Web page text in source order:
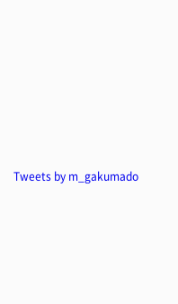
Tweets by m_gakumado